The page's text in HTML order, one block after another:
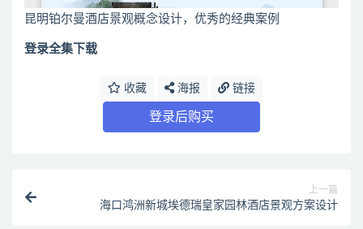
昆明铂尔曼酒店景观概念设计，优秀的经典案例
登录全集下载
收藏 海报 链接
登录后购买
上一篇
海口鸿洲新城埃德瑞皇家园林酒店景观方案设计